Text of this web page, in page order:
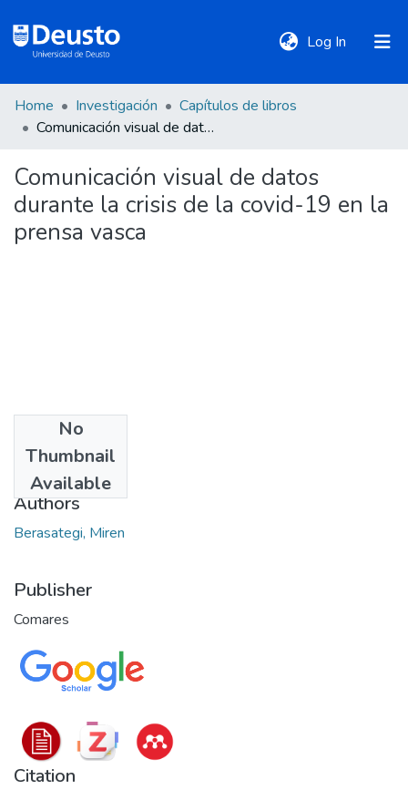
Log In (current)
DeustoTeka
Communities
&
Collections
Home Investigación
Capítulos de libros
Comunicación visual de datos durante la crisis de la covid-19 en la prensa vasca
Comunicación visual de datos
durante la crisis de la covid-19 en la
prensa vasca
No
Thumbnail
Available
2023
Authors
Berasategi, Miren
Publisher
Comares
Citation